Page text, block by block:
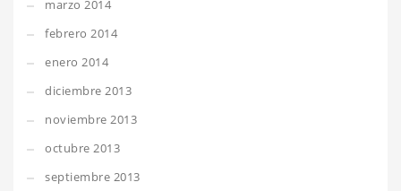
marzo 2014
febrero 2014
enero 2014
diciembre 2013
noviembre 2013
octubre 2013
septiembre 2013